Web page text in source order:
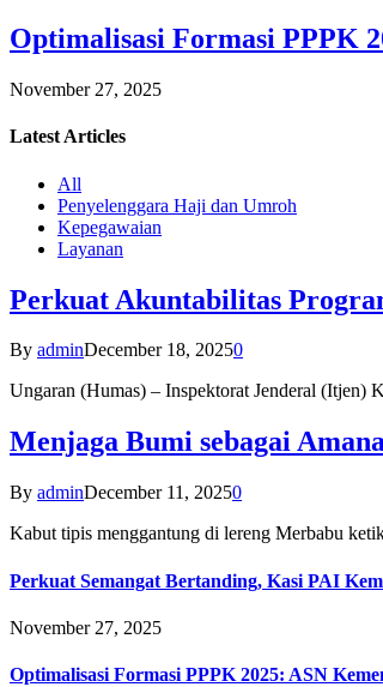
Optimalisasi Formasi PPPK
November 27, 2025
Latest Articles
All
Penyelenggara Haji dan Umroh
Kepegawaian
Layanan
Perkuat Akuntabilitas
By adminDecember 18, 20250
Ungaran (Humas) – Inspektorat Jenderal (Itjen)
Menjaga Bumi sebagai
By adminDecember 11, 20250
Kabut tipis menggantung di lereng Merbabu
Perkuat Semangat Bertanding, Kasi PAI
November 27, 2025
Optimalisasi Formasi PPPK 2025: ASN